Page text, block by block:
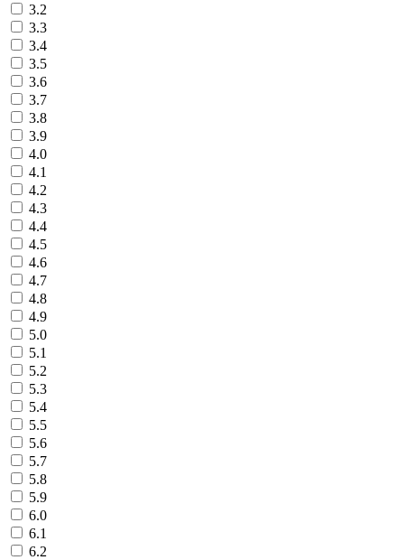
3.2
3.3
3.4
3.5
3.6
3.7
3.8
3.9
4.0
4.1
4.2
4.3
4.4
4.5
4.6
4.7
4.8
4.9
5.0
5.1
5.2
5.3
5.4
5.5
5.6
5.7
5.8
5.9
6.0
6.1
6.2